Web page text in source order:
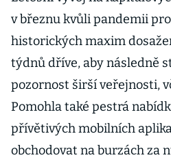
v březnu kvůli pandemii
historických maxim
týdnů dříve, aby následně
pozornost širší veřejnosti,
Pomohla také pestrá
přívětivých mobilních
obchodovat na burzách za